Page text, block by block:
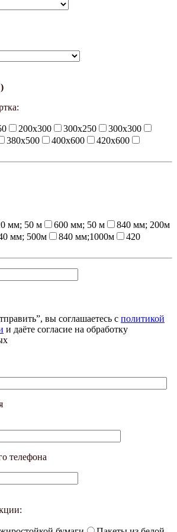
200х300 300х250
300х300
380х500 400х600
420х600
мм; 50 м 600 мм; 50 м
840 мм; 200м
мм; 500м 840 мм;1000м
420
вы соглашаетесь с политикой
и даёте согласие на обработку
телефона